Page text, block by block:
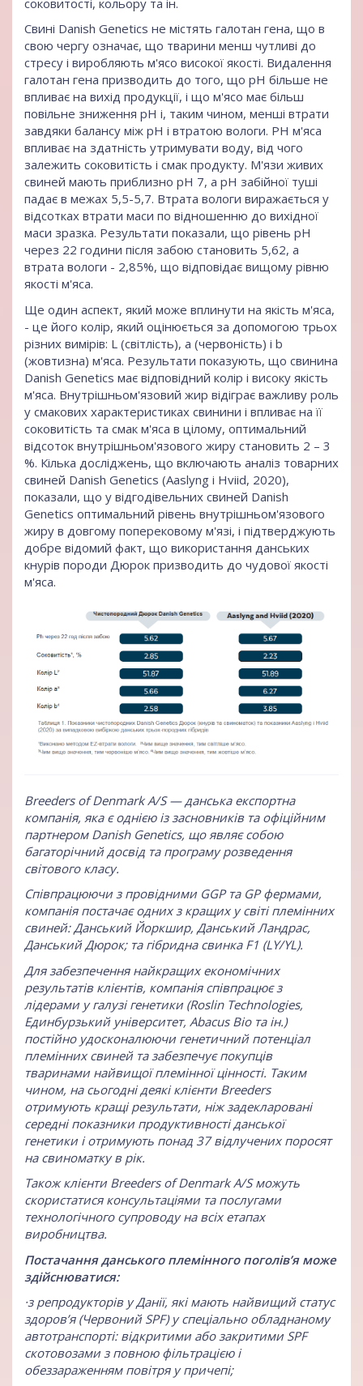
Свині Danish Genetics не містять галотан гена, що в
свою чергу означає, що тварини менш чутливі до
стресу і виробляють м'ясо високої якості. Видалення
галотан гена призводить до того, що pH більше не
впливає на вихід продукції, і що м'ясо має більш
повільне зниження pH і, таким чином, менші втрати
завдяки балансу між pH і втратою вологи. PH м'яса
впливає на здатність утримувати воду, від чого
залежить соковитість і смак продукту. М'язи живих
свиней мають приблизно pH 7, а pH забійної туші
падає в межах 5,5-5,7. Втрата вологи виражається у
відсотках втрати маси по відношенню до вихідної
маси зразка. Результати показали, що рівень pH
через 22 години після забою становить 5,62, а
втрата вологи - 2,85%, що відповідає вищому рівню
якості м'яса.
Ще один аспект, який може вплинути на якість м'яса,
- це його колір, який оцінюється за допомогою трьох
різних вимірів: L (світлість), a (червоність) і b
(жовтизна) м'яса. Результати показують, що свинина
Danish Genetics має відповідний колір і високу якість
м'яса. Внутрішньом'язовий жир відіграє важливу роль
у смакових характеристиках свинини і впливає на її
соковитість та смак м'яса в цілому, оптимальний
відсоток внутрішньом'язового жиру становить 2 – 3
%. Кілька досліджень, що включають аналіз товарних
свиней Danish Genetics (Aaslyng і Hviid, 2020),
показали, що у відгодівельних свиней Danish
Genetics оптимальний рівень внутрішньом'язового
жиру в довгому поперековому м'язі, і підтверджують
добре відомий факт, що використання данських
кнурів породи Дюрок призводить до чудової якості
м'яса.
Breeders of Denmark A/S— данська експортна
компанія, яка є однією із засновників та офіційним
партнером Danish Genetics, що являє собою
багаторічний досвід та програму розведення
світового класу.
Співпрацюючи з провідними GGP та GP фермами,
компанія постачає одних з кращих у світі племінних
свиней: Данський Йоркшир, Данський Ландрас,
Данський Дюрок; та гібридна свинка F1 (LY/YL).
Для забезпечення найкращих економічних
результатів клієнтів, компанія співпрацює з
лідерами у галузі генетики (Roslin Technologies,
Единбурзький університет, Abacus Bio та ін.)
постійно удосконалюючи генетичний потенціал
племінних свиней та забезпечує покупців
тваринами найвищої племінної цінності. Таким
чином, на сьогодні деякі клієнти Breeders
отримують кращі результати, ніж задекларовані
середні показники продуктивності данської
генетики і отримують понад 37 відлучених поросят
на свиноматку в рік.
Також клієнти Breeders of Denmark A/S можуть
скористатися консультаціями та послугами
технологічного супроводу на всіх етапах
виробництва.
Постачання данського племінного поголів’я може
здійснюватися:
·з репродукторів у Данії, які мають найвищий статус
здоров’я (Червоний SPF) у спеціально обладнаному
автотранспорті: відкритими або закритими SPF
скотовозами з повною фільтрацією і
обеззараженням повітря у причепі;